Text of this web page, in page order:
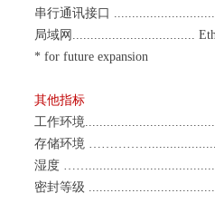
串行通讯接口 ............
局域网 ..................................
* for future expansion
其他指标
工作环境
存储环境 ……………
湿度
密封等级